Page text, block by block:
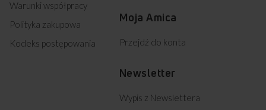
Warunki współpracy
Polityka zakupowa
Kodeks postępowania
Moja Amica
Przejdź do konta
Newsletter
Wypis z Newslettera